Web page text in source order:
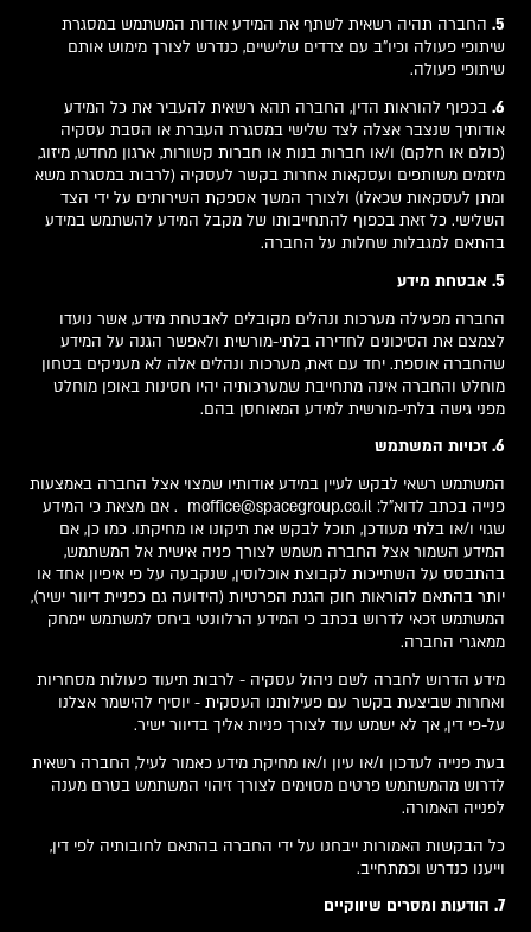
5. החברה תהיה רשאית לשתף את המידע אודות המשתמש במסגרת
שיתופי פעולה וכיו"ב עם צדדים שלישיים, כנדרש לצורך מימוש אותם
שיתופי פעולה.
6. בכפוף להוראות הדין, החברה תהא רשאית להעביר את כל המידע
אודותיך שנצבר אצלה לצד שלישי במסגרת העברת או הסבת עסקיה
(כולם או חלקם) ו/או חברות בנות או חברות קשורות, ארגון מחדש, מיזוג,
מיזמים משותפים ועסקאות אחרות בקשר לעסקיה (לרבות במסגרת משא
ומתן לעסקאות שכאלו) ולצורך המשך אספקת השירותים על ידי הצד
השלישי. כל זאת בכפוף להתחייבותו של מקבל המידע להשתמש במידע
בהתאם למגבלות שחלות על החברה.
5. אבטחת מידע
החברה מפעילה מערכות ונהלים מקובלים לאבטחת מידע, אשר נועדו
לצמצם את הסיכונים לחדירה בלתי-מורשית ולאפשר הגנה על המידע
שהחברה אוספת. יחד עם זאת, מערכות ונהלים אלה לא מעניקים בטחון
מוחלט והחברה אינה מתחייבת שמערכותיה יהיו חסינות באופן מוחלט
מפני גישה בלתי-מורשית למידע המאוחסן בהם.
6. זכויות המשתמש
המשתמש רשאי לבקש לעיין במידע אודותיו שמצוי אצל החברה באמצעות
פנייה בכתב לדוא"ל:moffice@spacegroup.co.il . אם מצאת כי המידע
שגוי ו/או בלתי מעודכן, תוכל לבקש את תיקונו או מחיקתו. כמו כן, אם
המידע השמור אצל החברה משמש לצורך פניה אישית אל המשתמש,
בהתבסס על השתייכות לקבוצת אוכלוסין, שנקבעה על פי איפיון אחד או
יותר בהתאם להוראות חוק הגנת הפרטיות (הידועה גם כפניית דיוור ישיר),
המשתמש זכאי לדרוש בכתב כי המידע הרלוונטי ביחס למשתמש יימחק
ממאגרי החברה.
מידע הדרוש לחברה לשם ניהול עסקיה - לרבות תיעוד פעולות מסחריות
ואחרות שביצעת בקשר עם פעילותנו העסקית - יוסיף להישמר אצלנו
על-פי דין, אך לא ישמש עוד לצורך פניות אליך בדיוור ישיר.
בעת פנייה לעדכון ו/או עיון ו/או מחיקת מידע כאמור לעיל, החברה רשאית
לדרוש מהמשתמש פרטים מסוימים לצורך זיהוי המשתמש בטרם מענה
לפנייה האמורה.
כל הבקשות האמורות ייבחנו על ידי החברה בהתאם לחובותיה לפי דין,
וייענו כנדרש וכמתחייב.
7. הודעות ומסרים שיווקיים